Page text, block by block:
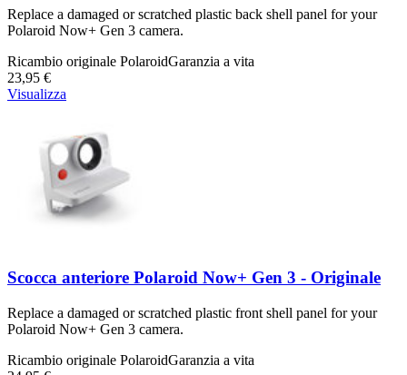
Replace a damaged or scratched plastic back shell panel for your
Polaroid Now+ Gen 3 camera.
Ricambio originale PolaroidGaranzia a vita
23,95 €
Visualizza
Scocca anteriore Polaroid Now+ Gen 3 - Originale
Replace a damaged or scratched plastic front shell panel for your
Polaroid Now+ Gen 3 camera.
Ricambio originale PolaroidGaranzia a vita